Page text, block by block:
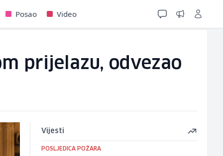
Posao Video
prijelazu, odvezao
Vijesti
POSLJEDICA POŽARA